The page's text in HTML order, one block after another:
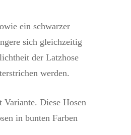
ein schwarzer
sich gleichzeitig
der Latzhose
werden.
Variante. Diese Hosen
in bunten Farben